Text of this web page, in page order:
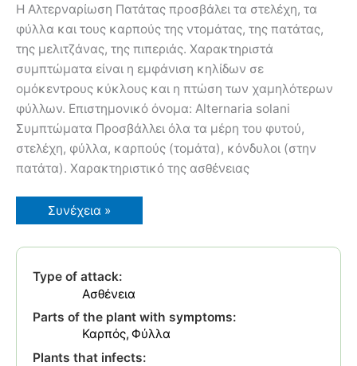
Η Αλτερναρίωση Πατάτας προσβάλει τα στελέχη, τα
φύλλα και τους καρπούς της ντομάτας, της πατάτας,
της μελιτζάνας, της πιπεριάς. Χαρακτηριστά
συμπτώματα είναι η εμφάνιση κηλίδων σε
ομόκεντρους κύκλους και η πτώση των χαμηλότερων
φύλλων. Επιστημονικό όνομα: Alternaria solani
Συμπτώματα Προσβάλλει όλα τα μέρη του φυτού,
στελέχη, φύλλα, καρπούς (τομάτα), κόνδυλοι (στην
πατάτα). Χαρακτηριστικό της ασθένειας
Αλτερναρίωση
Πατάτας
Συνέχεια »
Type of attack:
Ασθένεια
Parts of the plant with symptoms:
Καρπός Φύλλα
Plants that infects: